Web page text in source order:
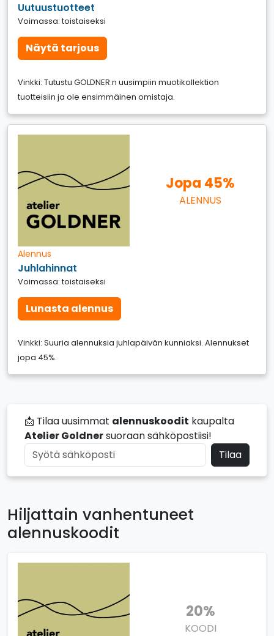
Uutuustuotteet
Voimassa: toistaiseksi
Näytä tarjous
Vinkki: Tutustu GOLDNER:n uusimpiin muotikollektion
tuotteisiin ja ole ensimmäinen omistaja.
Jopa 45%
ALENNUS
Alennus
Juhlahinnat
Voimassa: toistaiseksi
Lunasta alennus
Vinkki: Suuria alennuksia juhlapäivän kunniaksi. Alennukset
jopa 45%.
📩 Tilaa uusimmat alennuskoodit kaupalta
Atelier Goldnersuoraan sähköpostiisi!
Tilaa
Hiljattain vanhentuneet
alennuskoodit
20%
KOODI